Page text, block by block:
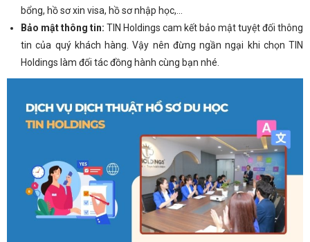
bổng, hồ sơ xin visa, hồ sơ nhập học,…
Bảo mật thông tin: TIN Holdings cam kết bảo mật tuyệt đối thông
tin của quý khách hàng. Vậy nên đừng ngần ngại khi chọn TIN
Holdings làm đối tác đồng hành cùng bạn nhé.